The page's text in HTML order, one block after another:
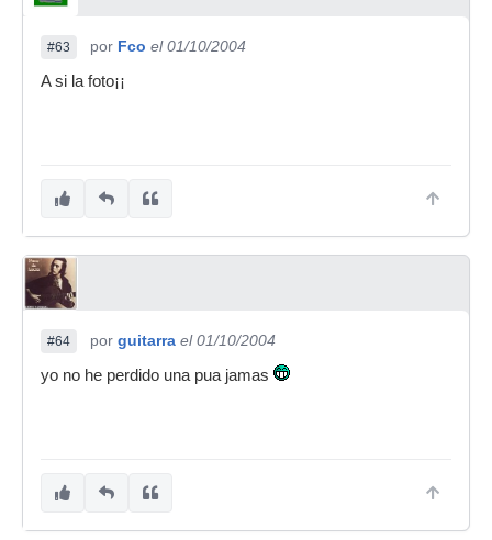
#63 por Fco el 01/10/2004
A si la foto¡¡
#64 por guitarra el 01/10/2004
yo no he perdido una pua jamas